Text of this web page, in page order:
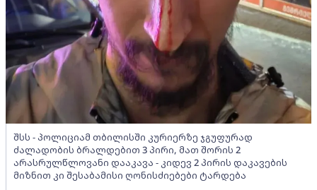
შსს - პოლიციამ თბილისში კურიერზე ჯგუფურად
ძალადობის ბრალდებით 3 პირი, მათ შორის 2
არასრულწლოვანი დააკავა - კიდევ 2 პირის დაკავების
მიზნით კი შესაბამისი ღონისძიებები ტარდება